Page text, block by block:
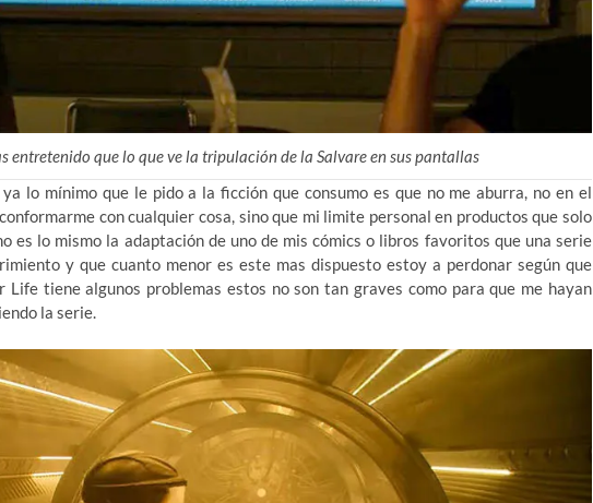
entretenido que lo que ve la tripulación de la Salvare en sus pantallas
lo mínimo que le pido a la ficción que consumo es que no me aburra, no en el
con cualquier cosa, sino que mi limite personal en productos que solo
es lo mismo la adaptación de uno de mis cómics o libros favoritos que una serie
y que cuanto menor es este mas dispuesto estoy a perdonar según que
Life tiene algunos problemas estos no son tan graves como para que me hayan
la serie.